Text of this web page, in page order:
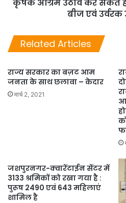
कृषक अग्रिम उठाव कर सकते
बीज एवं उर्वरक
Related Articles
राज्य सरकार का बज़ट आम
जनता के साथ छलावा – केदार
मार्च 2, 2021
जशपुरनगर-क्वारेंटाईन सेंटर में
3133 श्रमिकों को रखा गया है :
पुरूष 2490 एवं 643 महिलाएं
शामिल है